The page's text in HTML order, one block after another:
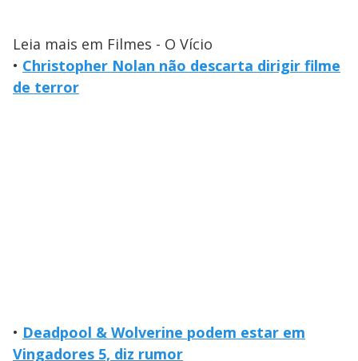
Leia mais em Filmes - O Vício
• Christopher Nolan não descarta dirigir filme
de terror
• Deadpool & Wolverine podem estar em
Vingadores 5, diz rumor